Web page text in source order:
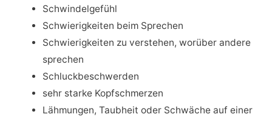
Schwindelgefühl
Schwierigkeiten beim Sprechen
Schwierigkeiten zu verstehen, worüber andere
sprechen
Schluckbeschwerden
sehr starke Kopfschmerzen
Lähmungen, Taubheit oder Schwäche auf einer